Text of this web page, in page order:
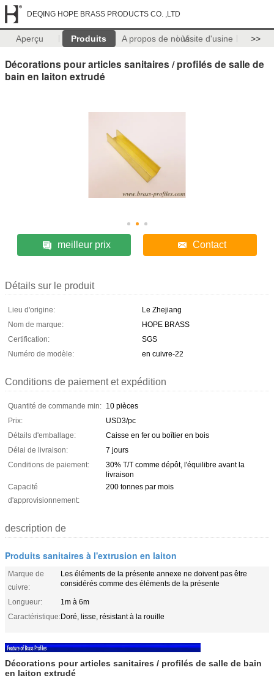
DEQING HOPE BRASS PRODUCTS CO. ,LTD
Aperçu Produits A propos de nousVisite d'usine >>
Décorations pour articles sanitaires / profilés de salle de
bain en laiton extrudé
meilleur prix Contact
Détails sur le produit
Lieu d'origine:
Le Zhejiang
Nom de marque:
HOPE BRASS
Certification:
SGS
Numéro de modèle:
en cuivre-22
Conditions de paiement et expédition
Quantité de commande min: 10 pièces
Prix:
USD3/pc
Détails d'emballage:
Caisse en fer ou boîtier en bois
Délai de livraison:
7 jours
Conditions de paiement:
30% T/T comme dépôt, l'équilibre avant la
livraison
Capacité
d'approvisionnement:
200 tonnes par mois
description de
Produits sanitaires à l'extrusion en laiton
Marque de
cuivre:
Les éléments de la présente annexe ne doivent pas être
considérés comme des éléments de la présente
Longueur:
1m à 6m
Caractéristique:Doré, lisse, résistant à la rouille
Décorations pour articles sanitaires / profilés de salle de bain
en laiton extrudé